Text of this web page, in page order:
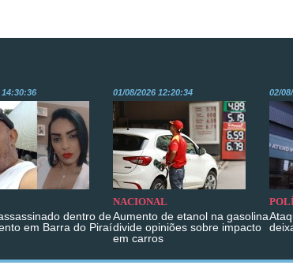
14:30:36
dentro de
em Barra do Piraí
01/08/2026 12:20:34
NACIONAL
Aumento de etanol na gasolina
divide opiniões sobre impacto
em carros
02/